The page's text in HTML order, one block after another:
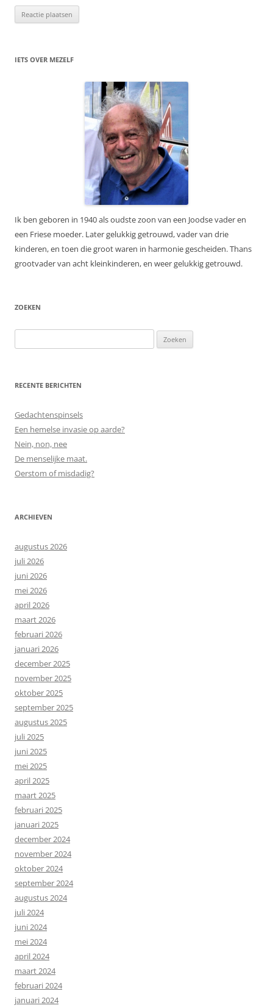
IETS OVER MEZELF
Ik ben geboren in 1940 als oudste zoon van een Joodse vader en
een Friese moeder. Later gelukkig getrouwd, vader van drie
kinderen, en toen die groot waren in harmonie gescheiden. Thans
grootvader van acht kleinkinderen, en weer gelukkig getrouwd.
ZOEKEN
naar:
RECENTE BERICHTEN
Gedachtenspinsels
Een hemelse invasie op aarde?
Nein, non, nee
De menselijke maat.
Oerstom of misdadig?
ARCHIEVEN
augustus 2026
juli 2026
juni 2026
mei 2026
april 2026
maart 2026
februari 2026
januari 2026
december 2025
november 2025
oktober 2025
september 2025
augustus 2025
juli 2025
juni 2025
mei 2025
april 2025
maart 2025
februari 2025
januari 2025
december 2024
november 2024
oktober 2024
september 2024
augustus 2024
juli 2024
juni 2024
mei 2024
april 2024
maart 2024
februari 2024
januari 2024